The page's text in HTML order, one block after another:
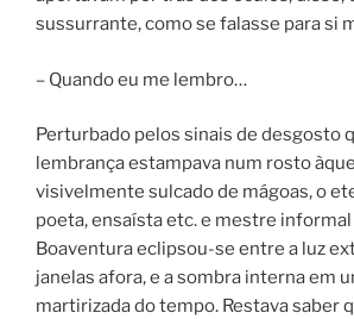
sussurrante, como se falasse para si
– Quando eu me lembro…
Perturbado pelos sinais de desgosto
lembrança estampava num rosto
visivelmente sulcado de mágoas, o
poeta, ensaísta etc. e mestre
Boaventura eclipsou-se entre a luz
janelas afora, e a sombra interna em
martirizada do tempo. Restava saber